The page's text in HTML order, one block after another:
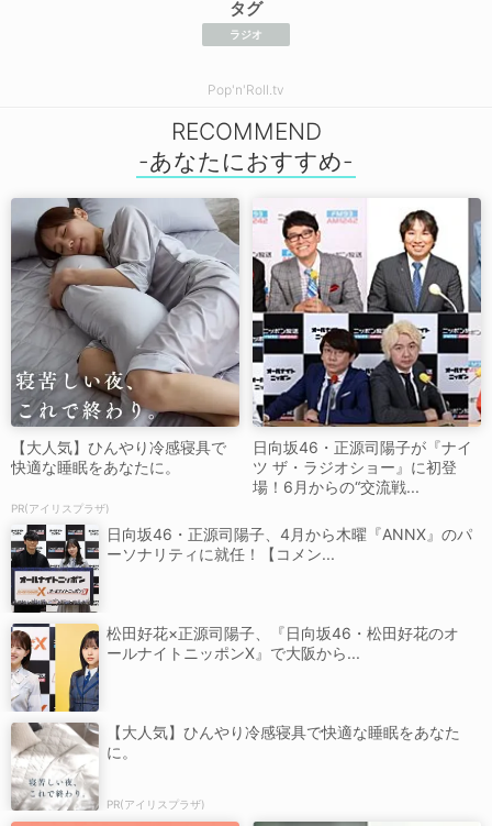
タグ
ラジオ
Pop'n'Roll.tv
RECOMMEND
【大人気】ひんやり冷感寝具で
快適な睡眠をあなたに。
PR(アイリスプラザ)
日向坂46・正源司陽子が『ナイ
ツ ザ・ラジオショー』に初登
場！6月からの“交流戦...
日向坂46・正源司陽子、4月から木曜『ANNX』のパ
ーソナリティに就任！【コメン...
松田好花×正源司陽子、『日向坂46・松田好花のオ
ールナイトニッポンX』で大阪から...
【大人気】ひんやり冷感寝具で快適な睡眠をあなた
に。
PR(アイリスプラザ)